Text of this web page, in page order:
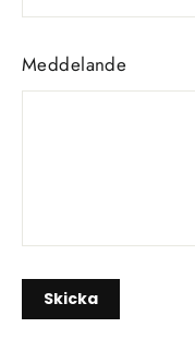
Meddelande
Skicka